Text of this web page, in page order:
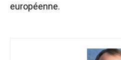
européenne.